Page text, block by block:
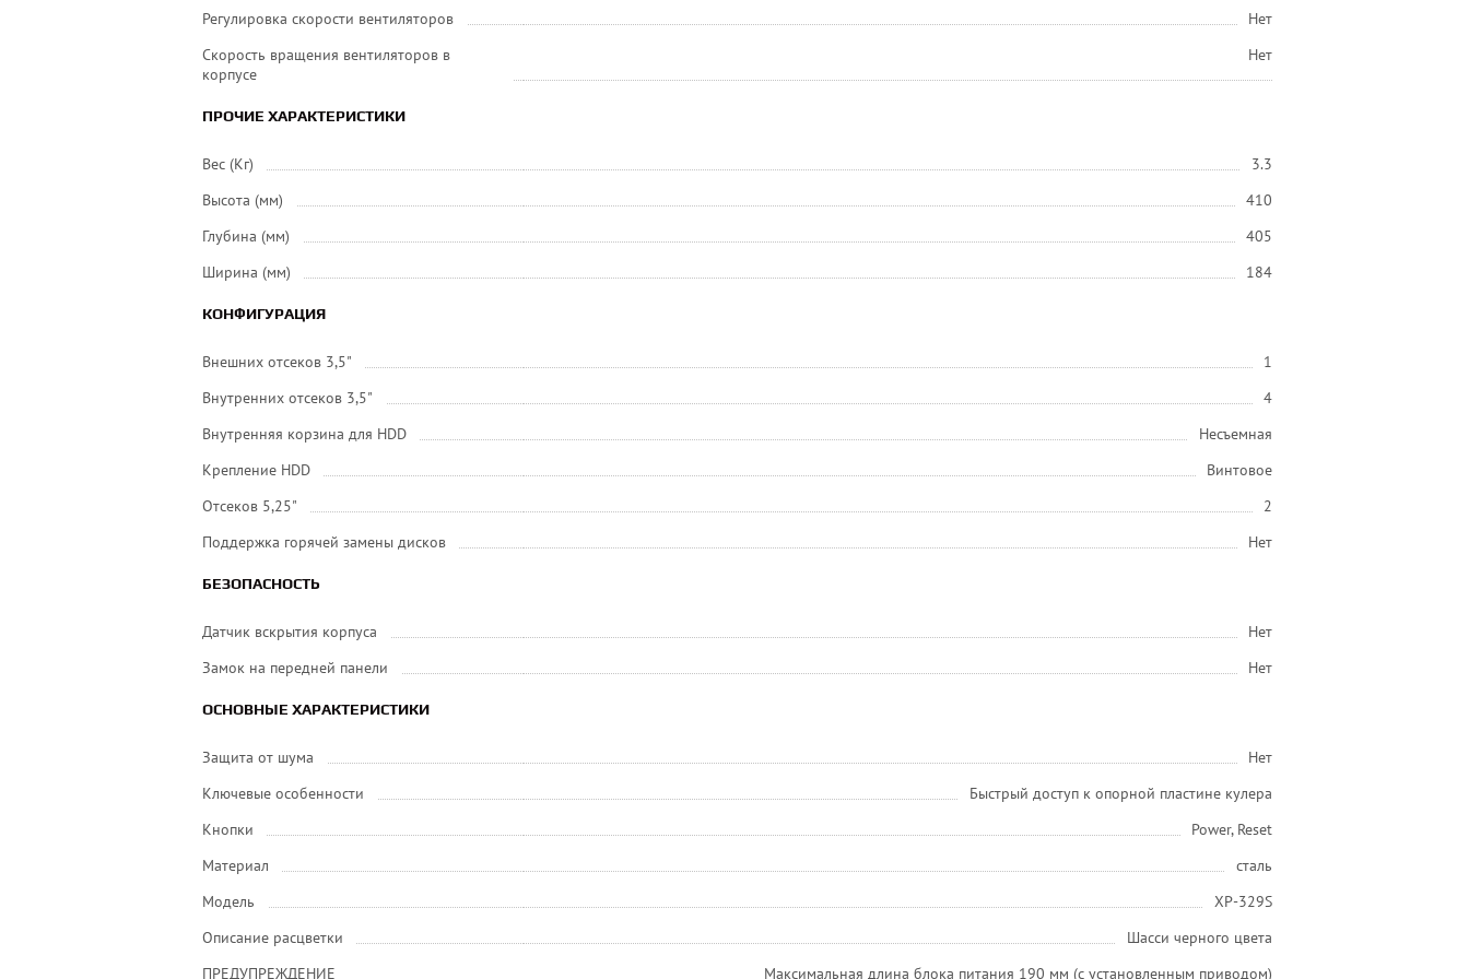
Регулировка скорости вентиляторов
Нет
Скорость вращения вентиляторов в
корпусе
Нет
ПРОЧИЕ ХАРАКТЕРИСТИКИ
Вес (Кг)
3.3
Высота (мм)
410
Глубина (мм)
405
Ширина (мм)
184
КОНФИГУРАЦИЯ
Внешних отсеков 3,5"
1
Внутренних отсеков 3,5"
4
Внутренняя корзина для HDD
Несъемная
Крепление HDD
Винтовое
Отсеков 5,25"
2
Поддержка горячей замены дисков
Нет
БЕЗОПАСНОСТЬ
Датчик вскрытия корпуса
Нет
Замок на передней панели
Нет
ОСНОВНЫЕ ХАРАКТЕРИСТИКИ
Защита от шума
Нет
Ключевые особенности
Быстрый доступ к опорной пластине кулера
Кнопки
Power, Reset
Материал
сталь
Модель
XP-329S
Описание расцветки
Шасси черного цвета
ПРЕДУПРЕЖДЕНИЕ
Максимальная длина блока питания 190 мм (с установленным приводом)